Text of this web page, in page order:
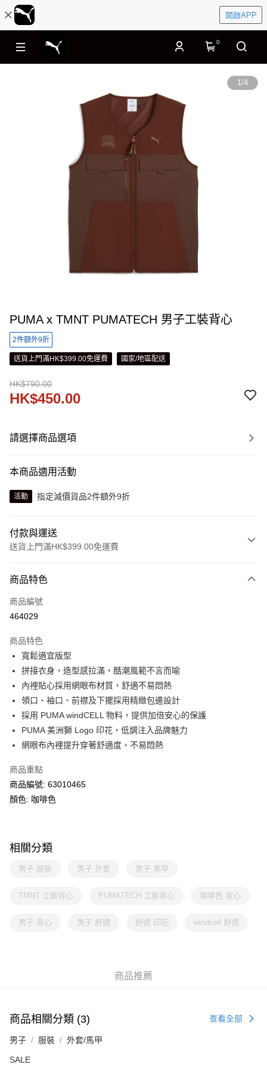
開啟APP
0
1/4
PUMA x TMNT PUMATECH 男子工裝背心
2件額外9折
送貨上門滿HK$399.00免運費 國家/地區配送
HK$790.00
HK$450.00
請選擇商品選項
本商品適用活動
活動 指定減價貨品2件額外9折
付款與運送
送貨上門滿HK$399.00免運費
信用卡
線上付款
Alipay, PayMe, WeChat Pay, UnionPay, FPS
送貨方式
單筆訂單淨值滿$399可享免運費優惠
每筆HK$30.00，滿HK$399.00或以上免運費
滿$599可享澳門免運費優惠
商品特色
商品編號
464029
商品特色
寬鬆適宜版型
拼接衣身，造型感拉滿，酷潮風範不言而喻
內裡貼心採用網眼布材質，舒適不易悶熱
領口、袖口、前襟及下擺採用精緻包邊設計
採用 PUMA windCELL 物料，提供加倍安心的保護
PUMA 美洲獅 Logo 印花，低調注入品牌魅力
網眼布內裡提升穿著舒適度，不易悶熱
商品重點
商品編號: 63010465
顏色: 咖啡色
相關分類
男子 服裝 男子 外套 男子 馬甲
TMNT 工裝背心 PUMATECH 工裝背心 咖啡色 背心
男子 背心 男子 舒適 舒適 印花 windcell 舒適
商品推薦
商品相關分類 (3) 查看全部
男子 服裝 外套/馬甲
SALE